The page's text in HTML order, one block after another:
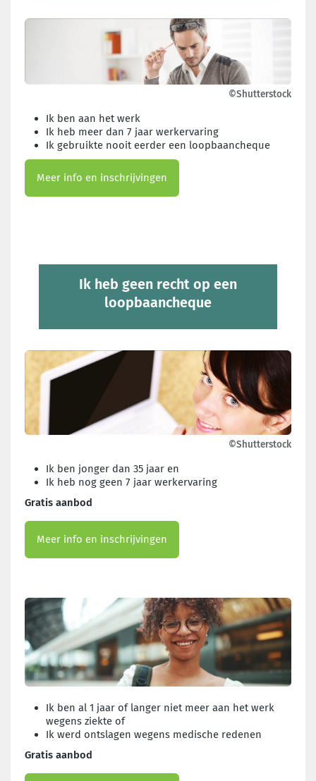
©Shutterstock
Ik ben aan het werk
Ik heb meer dan 7 jaar werkervaring
Ik gebruikte nooit eerder een loopbaancheque
Meer info en inschrijvingen
Ik heb geen recht op een
loopbaancheque
©Shutterstock
Ik ben jonger dan 35 jaar en
Ik heb nog geen 7 jaar werkervaring
Gratis aanbod
Meer info en inschrijvingen
Ik ben al 1 jaar of langer niet meer aan het werk
wegens ziekte of
Ik werd ontslagen wegens medische redenen
Gratis aanbod